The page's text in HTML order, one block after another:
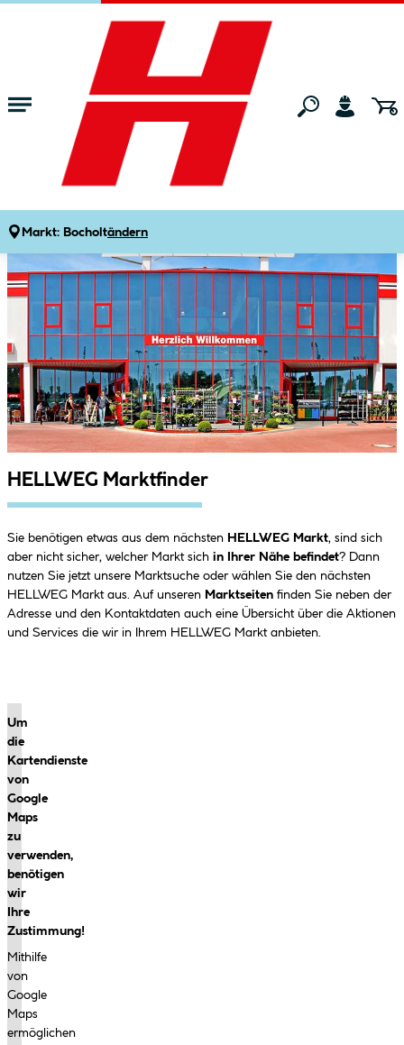
Zum Hauptinhalt springen
Markt: Bocholtändern
Markt
HELLWEG Marktfinder
Sie benötigen etwas aus dem nächsten HELLWEG Markt, sind sich
aber nicht sicher, welcher Markt sich in Ihrer Nähe befindet? Dann
nutzen Sie jetzt unsere Marktsuche oder wählen Sie den nächsten
HELLWEG Markt aus. Auf unseren Marktseiten finden Sie neben der
Adresse und den Kontaktdaten auch eine Übersicht über die Aktionen
und Services die wir in Ihrem HELLWEG Markt anbieten.
Um
die
Kartendienste
von
Google
Maps
zu
verwenden,
benötigen
wir
Ihre
Zustimmung!
Mithilfe
von
Google
Maps
ermöglichen